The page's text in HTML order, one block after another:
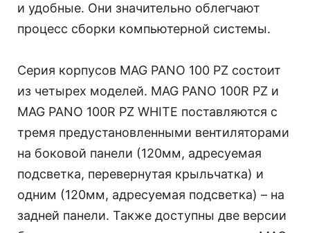
и удобные. Они значительно облегчают
процесс сборки компьютерной системы.
Серия корпусов MAG PANO 100 PZ состоит
из четырех моделей. MAG PANO 100R PZ и
MAG PANO 100R PZ WHITE поставляются с
тремя предустановленными вентиляторами
на боковой панели (120мм, адресуемая
подсветка, перевернутая крыльчатка) и
одним (120мм, адресуемая подсветка) – на
задней панели. Также доступны две версии